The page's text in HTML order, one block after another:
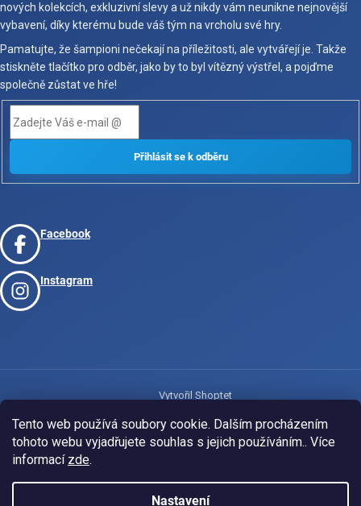
Tento web používá soubory cookie. Dalším procházením
tohoto webu vyjadřujete souhlas s jejich používáním.. Více
informací zde.
Nastavení
nových kolekcích, exkluzivní slevy a už nikdy vám neunikne nejnovější
vybavení, díky kterému bude váš tým na vrcholu své hry.
Pamatujte, že šampioni nečekají na příležitosti, ale vytvářejí je. Takže
stiskněte tlačítko pro odběr, jako by to byl vítězný výstřel, a pojďme
společně zůstat ve hře!
Facebook
Instagram
Vytvořil Shoptet
Copyright 2026www.josport.cz. Všechna práva vyhrazena.